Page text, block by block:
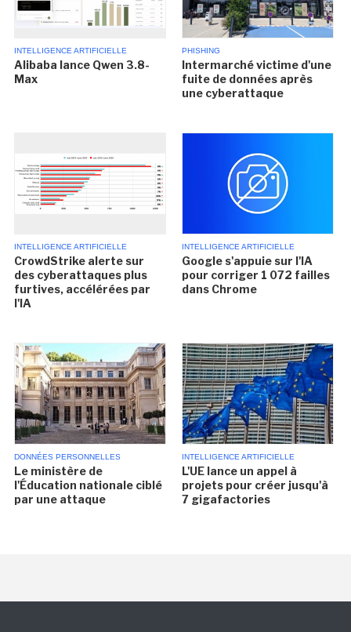
INTELLIGENCE ARTIFICIELLE
Alibaba lance Qwen 3.8-
Max
PHISHING
Intermarché victime d'une
fuite de données après
une cyberattaque
INTELLIGENCE ARTIFICIELLE
CrowdStrike alerte sur
des cyberattaques plus
furtives, accélérées par
l'IA
INTELLIGENCE ARTIFICIELLE
Google s'appuie sur l'IA
pour corriger 1 072 failles
dans Chrome
DONNÉES PERSONNELLES
Le ministère de
l'Éducation nationale ciblé
par une attaque
INTELLIGENCE ARTIFICIELLE
L'UE lance un appel à
projets pour créer jusqu'à
7 gigafactories